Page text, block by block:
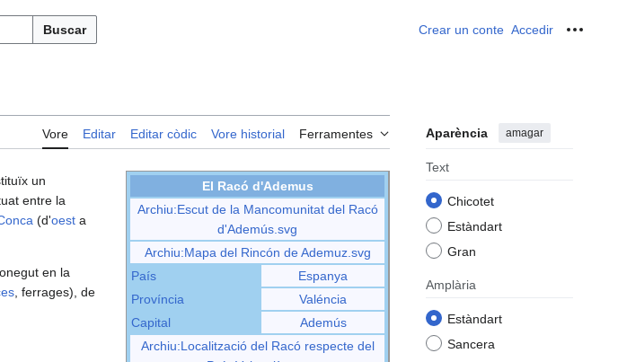
Buscar Crear un conte Accedir
Vore Editar Editar còdic Vore historial Ferramentes Aparència amagar
Text
Chicotet
Estàndart
Gran
Amplària
Estàndart
Sancera
El Racó d'Ademus
Archiu:Escut de la Mancomunitat del Racó
d'Ademús.svg
Archiu:Mapa del Rincón de Ademuz.svg
País
Espanya
Província
Valéncia
Capital
Ademús
Archiu:Localització del Racó respecte del
un
entre la
(d'oest a
en la
, ferrages), de